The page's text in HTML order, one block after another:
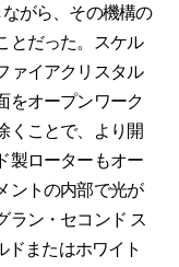
がら、その機構の
とだった。スケル
ァイアクリスタル
をオープンワーク
くことで、より開
製ローターもオー
ントの内部で光が
ラン・セコンド ス
ドまたはホワイト